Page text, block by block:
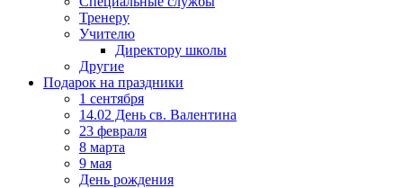
Тренеру
Учителю
Директору школы
Другие
Подарок на праздники
1 сентября
14.02 День св. Валентина
23 февраля
8 марта
9 мая
День рождения